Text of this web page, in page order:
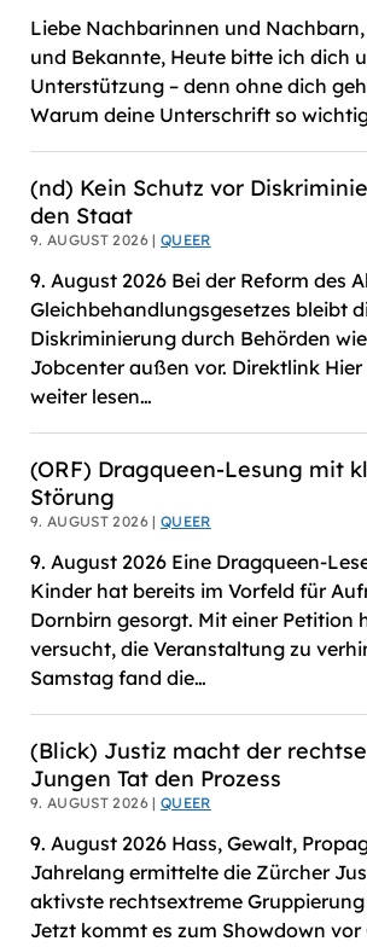
Liebe Nachbarinnen und
und Bekannte, Heute bitte ich dich
Unterstützung – denn ohne dich
Warum deine Unterschrift so
(nd) Kein Schutz vor
den Staat
9. AUGUST 2026 |QUEER
9. August 2026 Bei der Reform des
Gleichbehandlungsgesetzes bleibt
Diskriminierung durch Behörden
Jobcenter außen vor. Direktlink
weiter lesen…
(ORF) Dragqueen-Lesung mit
Störung
9. AUGUST 2026 |QUEER
9. August 2026 Eine Dragqueen-
Kinder hat bereits im Vorfeld für
Dornbirn gesorgt. Mit einer Petition
versucht, die Veranstaltung zu
Samstag fand die…
(Blick) Justiz macht der
Jungen Tat den Prozess
9. AUGUST 2026 |QUEER
9. August 2026 Hass, Gewalt,
Jahrelang ermittelte die Zürcher
aktivste rechtsextreme Gruppierung
Jetzt kommt es zum Showdown vor